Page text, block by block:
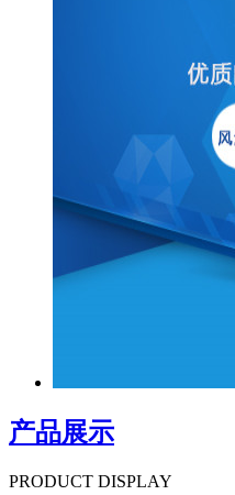
产品展示
PRODUCT DISPLAY